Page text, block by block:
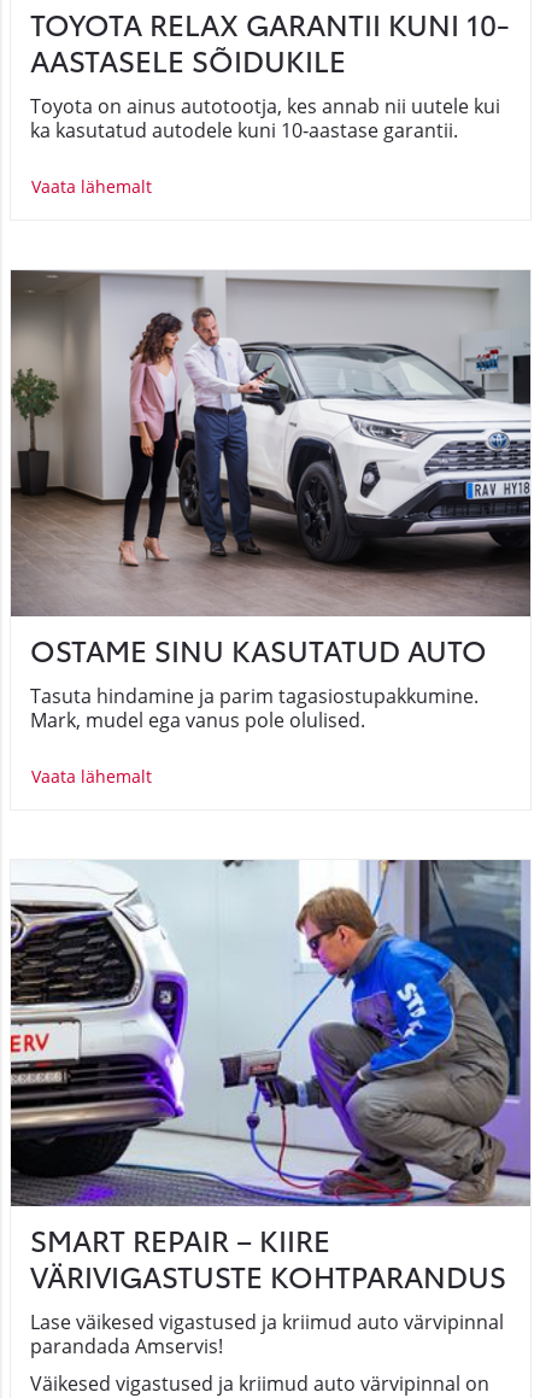
TOYOTA RELAX GARANTII KUNI 10-
AASTASELE SÕIDUKILE
Toyota on ainus autotootja, kes annab nii uutele kui
ka kasutatud autodele kuni 10‑aastase garantii.
Vaata lähemalt
OSTAME SINU KASUTATUD AUTO
Tasuta hindamine ja parim tagasiostupakkumine.
Mark, mudel ega vanus pole olulised.
Vaata lähemalt
SMART REPAIR – KIIRE
VÄRIVIGASTUSTE KOHTPARANDUS
Lase väikesed vigastused ja kriimud auto värvipinnal
parandada Amservis!
Väikesed vigastused ja kriimud auto värvipinnal on